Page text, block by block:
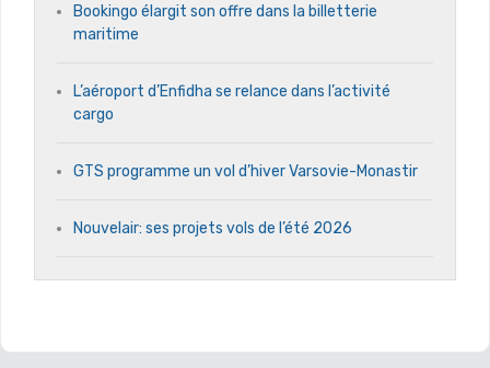
Bookingo élargit son offre dans la billetterie
maritime
L’aéroport d’Enfidha se relance dans l’activité
cargo
GTS programme un vol d’hiver Varsovie-Monastir
Nouvelair: ses projets vols de l’été 2026